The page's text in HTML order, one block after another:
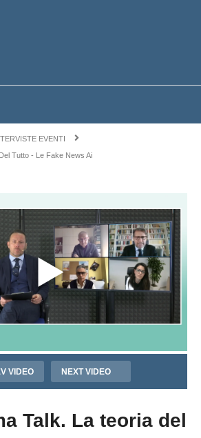
EVENTI
Tutto - Le Fake News Ai
VIDEO NEXT VIDEO
Talk. La teoria del